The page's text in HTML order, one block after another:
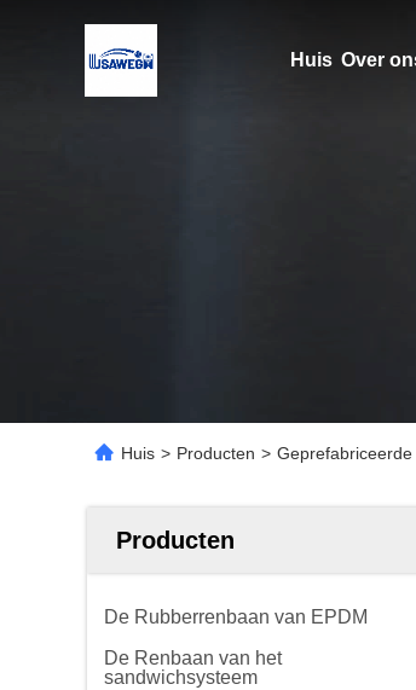
Huis Over
Huis > Producten >
Producten
De Rubberrenbaan van EPDM
De Renbaan van het
sandwichsysteem